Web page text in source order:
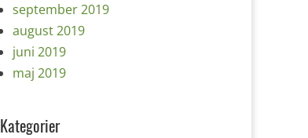
september 2019
august 2019
juni 2019
maj 2019
Kategorier